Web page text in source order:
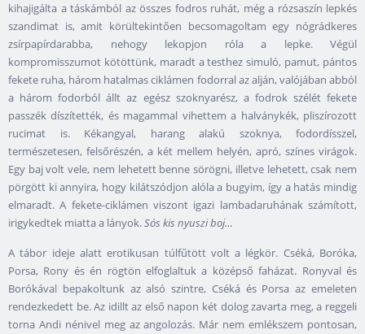
kihajigálta a táskámból az összes fodros ruhát, még a rózsaszín lepkés
szandimat is, amit körültekintően becsomagoltam egy nógrádkeres
zsírpapírdarabba, nehogy lekopjon róla a lepke. Végül
kompromisszumot kötöttünk, maradt a testhez simuló, pamut, pántos
fekete ruha, három hatalmas ciklámen fodorral az alján, valójában abból
a három fodorból állt az egész szoknyarész, a fodrok szélét fekete
passzék díszítették, és magammal vihettem a halványkék, pliszírozott
rucimat is. Kékangyal, harang alakú szoknya, fodordísszel,
természetesen, felsőrészén, a két mellem helyén, apró, színes virágok.
Egy baj volt vele, nem lehetett benne sörögni, illetve lehetett, csak nem
pörgött ki annyira, hogy kilátszódjon alóla a bugyim, így a hatás mindig
elmaradt. A fekete-ciklámen viszont igazi lambadaruhának számított,
irigykedtek miatta a lányok.Sós kis nyuszi boj…
A tábor ideje alatt erotikusan túlfűtött volt a légkör. Cséká, Boróka,
Porsa, Rony és én rögtön elfoglaltuk a középső faházat. Ronyval és
Borókával bepakoltunk az alsó szintre, Cséká és Porsa az emeleten
rendezkedett be. Az idillt az első napon két dolog zavarta meg, a reggeli
torna Andi nénivel meg az angolozás. Már nem emlékszem pontosan,